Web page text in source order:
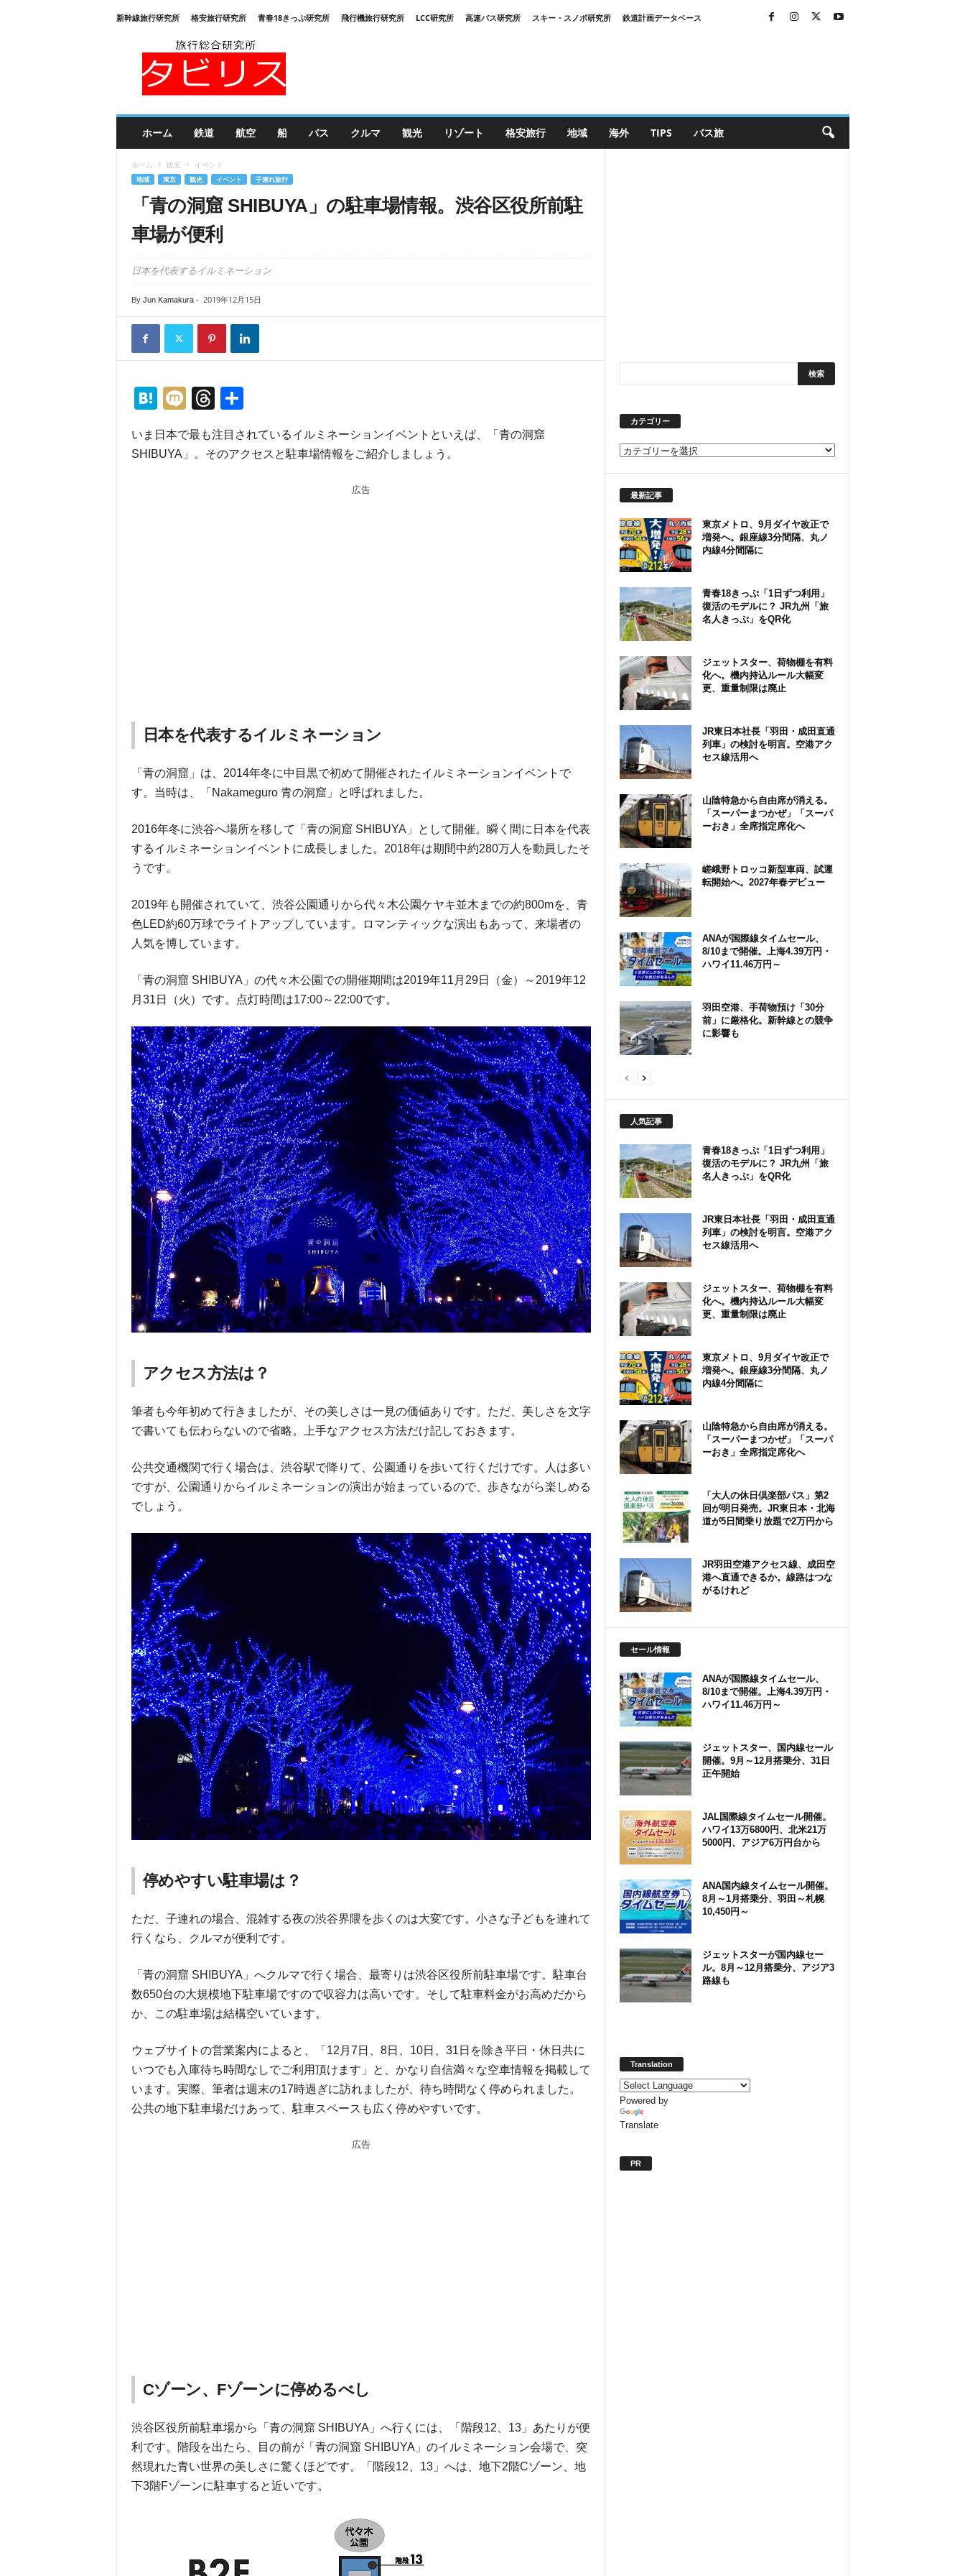
新幹線旅行研究所 格安旅行研究所 青春18きっぷ研究所 飛行機旅行研究所 LCC研究所 高速バス研究所 スキー・スノボ研究所
鉄道計画データベース
ホーム 鉄道 航空 船 バス クルマ 観光 リゾート 格安旅行 地域 海外 TIPS バス旅
ホーム 観光 イベント
地域 東京 観光 イベント 子連れ旅行
「青の洞窟 SHIBUYA」の駐車場情報。渋谷区役所前駐
車場が便利
日本を代表するイルミネーション
By Jun Kamakura- 2019年12月15日
H
e
M
T
e
a
いま日本で最も注目されているイルミネーションイベントといえば、「青の洞窟
SHIBUYA」。そのアクセスと駐車場情報をご紹介しましょう。
広告
日本を代表するイルミネーション
「青の洞窟」は、2014年冬に中目黒で初めて開催されたイルミネーションイベントで
す。当時は、「Nakameguro 青の洞窟」と呼ばれました。
2016年冬に渋谷へ場所を移して「青の洞窟 SHIBUYA」として開催。瞬く間に日本を代表
するイルミネーションイベントに成長しました。2018年は期間中約280万人を動員したそ
うです。
2019年も開催されていて、渋谷公園通りから代々木公園ケヤキ並木までの約800mを、青
色LED約60万球でライトアップしています。ロマンティックな演出もあって、来場者の
人気を博しています。
「青の洞窟 SHIBUYA」の代々木公園での開催期間は2019年11月29日（金）～2019年12
月31日（火）です。点灯時間は17:00～22:00です。
アクセス方法は？
筆者も今年初めて行きましたが、その美しさは一見の価値ありです。ただ、美しさを文字
で書いても伝わらないので省略。上手なアクセス方法だけ記しておきます。
公共交通機関で行く場合は、渋谷駅で降りて、公園通りを歩いて行くだけです。人は多い
ですが、公園通りからイルミネーションの演出が始まっているので、歩きながら楽しめる
でしょう。
停めやすい駐車場は？
ただ、子連れの場合、混雑する夜の渋谷界隈を歩くのは大変です。小さな子どもを連れて
行くなら、クルマが便利です。
「青の洞窟 SHIBUYA」へクルマで行く場合、最寄りは渋谷区役所前駐車場です。駐車台
数650台の大規模地下駐車場ですので収容力は高いです。そして駐車料金がお高めだから
か、この駐車場は結構空いています。
ウェブサイトの営業案内によると、「12月7日、8日、10日、31日を除き平日・休日共に
いつでも入庫待ち時間なしでご利用頂けます」と、かなり自信満々な空車情報を掲載して
います。実際、筆者は週末の17時過ぎに訪れましたが、待ち時間なく停められました。
公共の地下駐車場だけあって、駐車スペースも広く停めやすいです。
広告
Cゾーン、Fゾーンに停めるべし
渋谷区役所前駐車場から「青の洞窟 SHIBUYA」へ行くには、「階段12、13」あたりが便
利です。階段を出たら、目の前が「青の洞窟 SHIBUYA」のイルミネーション会場で、突
然現れた青い世界の美しさに驚くほどです。「階段12、13」へは、地下2階Cゾーン、地
下3階Fゾーンに駐車すると近いです。
カテゴリー
カ
最新記事
東京メトロ、9月ダイヤ改正で
増発へ。銀座線3分間隔、丸ノ
内線4分間隔に
青春18きっぷ「1日ずつ利用」
復活のモデルに？ JR九州「旅
名人きっぷ」をQR化
ジェットスター、荷物棚を有料
化へ。機内持込ルール大幅変
更、重量制限は廃止
JR東日本社長「羽田・成田直通
列車」の検討を明言。空港アク
セス線活用へ
山陰特急から自由席が消える。
「スーパーまつかぜ」「スーパ
ーおき」全席指定席化へ
嵯峨野トロッコ新型車両、試運
転開始へ。2027年春デビュー
ANAが国際線タイムセール、
8/10まで開催。上海4.39万円・
ハワイ11.46万円～
羽田空港、手荷物預け「30分
前」に厳格化。新幹線との競争
に影響も
人気記事
青春18きっぷ「1日ずつ利用」
復活のモデルに？ JR九州「旅
名人きっぷ」をQR化
JR東日本社長「羽田・成田直通
列車」の検討を明言。空港アク
セス線活用へ
ジェットスター、荷物棚を有料
化へ。機内持込ルール大幅変
更、重量制限は廃止
東京メトロ、9月ダイヤ改正で
増発へ。銀座線3分間隔、丸ノ
内線4分間隔に
山陰特急から自由席が消える。
「スーパーまつかぜ」「スーパ
ーおき」全席指定席化へ
「大人の休日倶楽部パス」第2
回が明日発売。JR東日本・北海
道が5日間乗り放題で2万円から
JR羽田空港アクセス線、成田空
港へ直通できるか。線路はつな
がるけれど
セール情報
ANAが国際線タイムセール、
8/10まで開催。上海4.39万円・
ハワイ11.46万円～
ジェットスター、国内線セール
開催。9月～12月搭乗分、31日
正午開始
JAL国際線タイムセール開催。
ハワイ13万6800円、北米21万
5000円、アジア6万円台から
ANA国内線タイムセール開催。
8月～1月搭乗分、羽田～札幌
10,450円～
ジェットスターが国内線セー
ル。8月～12月搭乗分、アジア3
路線も
Translation
Powered by
Translate
PR